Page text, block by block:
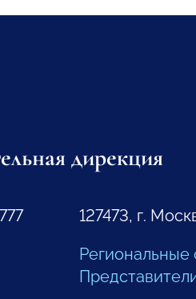
дирекция
127473, г.
Региональные